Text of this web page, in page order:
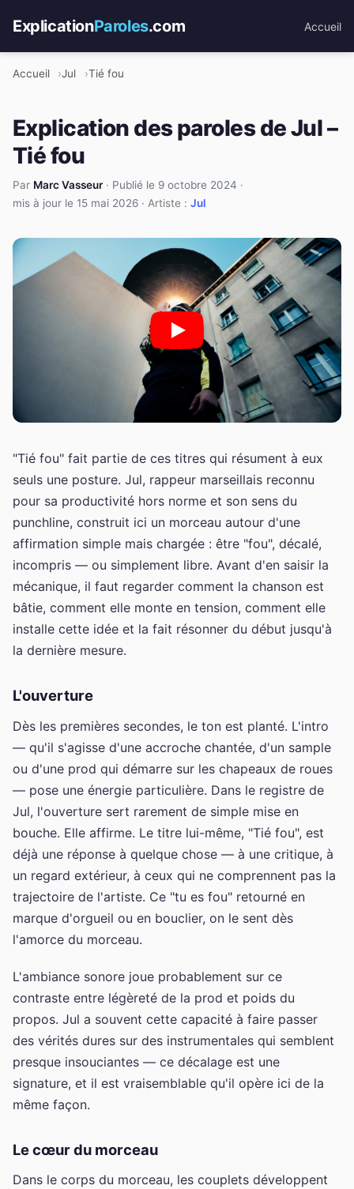
ExplicationParoles.com Accueil
Accueil Jul Tié fou
Explication des paroles de Jul –
Tié fou
Par Marc Vasseur· Publié le 9 octobre 2024 ·
mis à jour le 15 mai 2026 · Artiste : Jul
"Tié fou" fait partie de ces titres qui résument à eux
seuls une posture. Jul, rappeur marseillais reconnu
pour sa productivité hors norme et son sens du
punchline, construit ici un morceau autour d'une
affirmation simple mais chargée : être "fou", décalé,
incompris — ou simplement libre. Avant d'en saisir la
mécanique, il faut regarder comment la chanson est
bâtie, comment elle monte en tension, comment elle
installe cette idée et la fait résonner du début jusqu'à
la dernière mesure.
L'ouverture
Dès les premières secondes, le ton est planté. L'intro
— qu'il s'agisse d'une accroche chantée, d'un sample
ou d'une prod qui démarre sur les chapeaux de roues
— pose une énergie particulière. Dans le registre de
Jul, l'ouverture sert rarement de simple mise en
bouche. Elle affirme. Le titre lui-même, "Tié fou", est
déjà une réponse à quelque chose — à une critique, à
un regard extérieur, à ceux qui ne comprennent pas la
trajectoire de l'artiste. Ce "tu es fou" retourné en
marque d'orgueil ou en bouclier, on le sent dès
l'amorce du morceau.
L'ambiance sonore joue probablement sur ce
contraste entre légèreté de la prod et poids du
propos. Jul a souvent cette capacité à faire passer
des vérités dures sur des instrumentales qui semblent
presque insouciantes — ce décalage est une
signature, et il est vraisemblable qu'il opère ici de la
même façon.
Le cœur du morceau
Dans le corps du morceau, les couplets développent